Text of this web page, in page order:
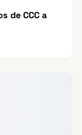
de CCC a